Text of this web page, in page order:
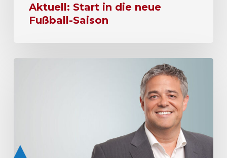
Aktuell: Start in die neue
Fußball-Saison